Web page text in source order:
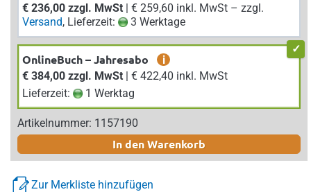
€ 236,00 zzgl. MwSt
| € 259,60 inkl. MwSt – zzgl.
Versand, Lieferzeit: 3 Werktage
OnlineBuch – Jahresabo
i
€ 384,00 zzgl. MwSt
| € 422,40 inkl. MwSt
Lieferzeit:
1 Werktag
Artikelnummer: 1157190
In den Warenkorb
Zur Merkliste hinzufügen